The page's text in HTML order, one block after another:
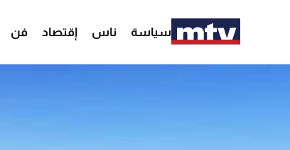
سياسة ناس إقتصاد فن